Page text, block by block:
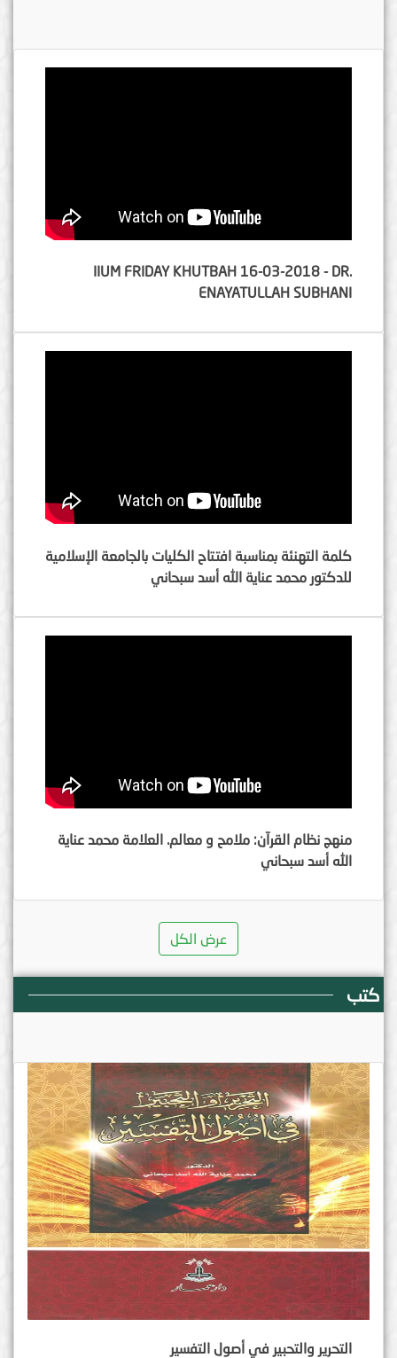
IIUM FRIDAY KHUTBAH 16-03-2018 - DR.
ENAYATULLAH SUBHANI
كلمة التهنئة بمناسبة افتتاح الكليات بالجامعة الإسلامية
للدكتور محمد عناية الله أسد سبحاني
منهج نظام القرآن: ملامح و معالم. العلامة محمد عناية
الله أسد سبحاني
عرض الكل
كتب
التحرير والتحبير في أصول التفسير